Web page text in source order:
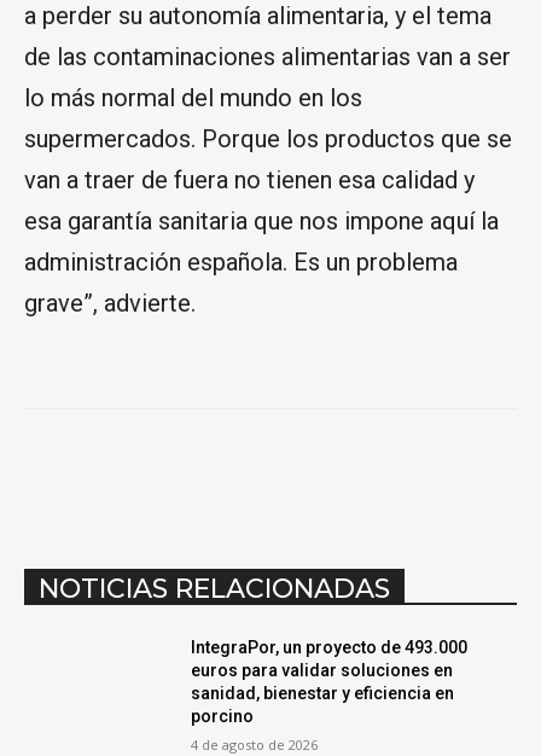
a perder su autonomía alimentaria, y el tema
de las contaminaciones alimentarias van a ser
lo más normal del mundo en los
supermercados. Porque los productos que se
van a traer de fuera no tienen esa calidad y
esa garantía sanitaria que nos impone aquí la
administración española. Es un problema
grave”, advierte.
NOTICIAS RELACIONADAS
IntegraPor, un proyecto de 493.000
euros para validar soluciones en
sanidad, bienestar y eficiencia en
porcino
4 de agosto de 2026